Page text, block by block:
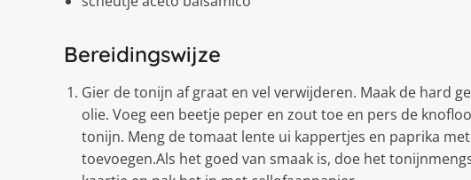
Bereidingswijze
Gier de tonijn af graat en vel verwijderen. Maak de hard
olie. Voeg een beetje peper en zout toe en pers de
tonijn. Meng de tomaat lente ui kappertjes en paprika
toevoegen.Als het goed van smaak is, doe het